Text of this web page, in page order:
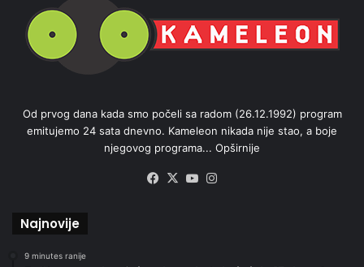
Od prvog dana kada smo počeli sa radom (26.12.1992) program
emitujemo 24 sata dnevno. Kameleon nikada nije stao, a boje
njegovog programa... Opširnije
Facebook
X YouTube
Najnovije
9 minutes ranije